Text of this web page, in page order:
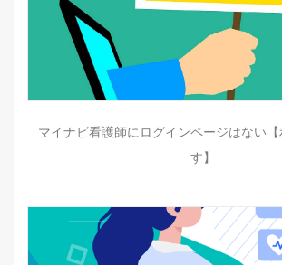
マイナビ看護師にログインページはない
す】